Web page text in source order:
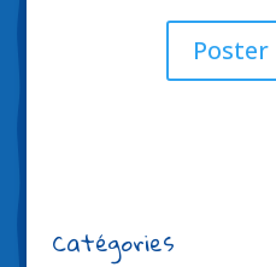
Catégories